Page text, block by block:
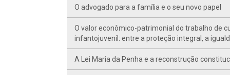
O advogado para a família e o seu novo papel
O valor econômico-patrimonial do trabalho de
infantojuvenil: entre a proteção integral, a
A Lei Maria da Penha e a reconstrução